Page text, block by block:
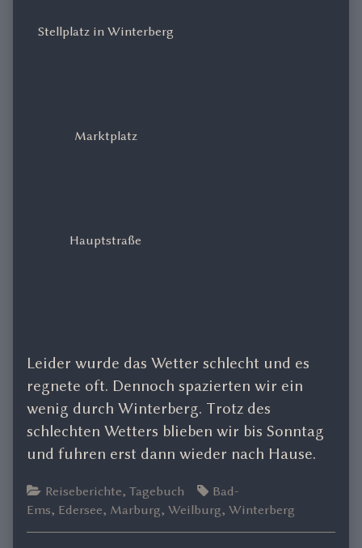
Stellplatz in Winterberg
Marktplatz
Hauptstraße
Leider wurde das Wetter schlecht und es
regnete oft. Dennoch spazierten wir ein
wenig durch Winterberg. Trotz des
schlechten Wetters blieben wir bis Sonntag
und fuhren erst dann wieder nach Hause.
Categories
Reiseberichte, Tagebuch Tags
Bad-
Ems, Edersee, Marburg, Weilburg, Winterberg